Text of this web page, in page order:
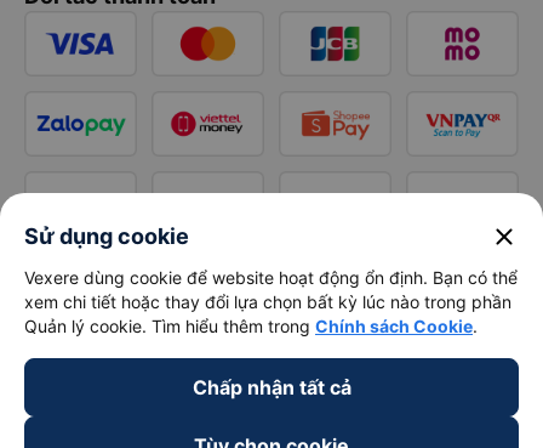
Sử dụng cookie close
Vexere dùng cookie để website hoạt động ổn định. Bạn có thể
xem chi tiết hoặc thay đổi lựa chọn bất kỳ lúc nào trong phần
Quản lý cookie. Tìm hiểu thêm trong Chính sách Cookie.
Chấp nhận tất cả